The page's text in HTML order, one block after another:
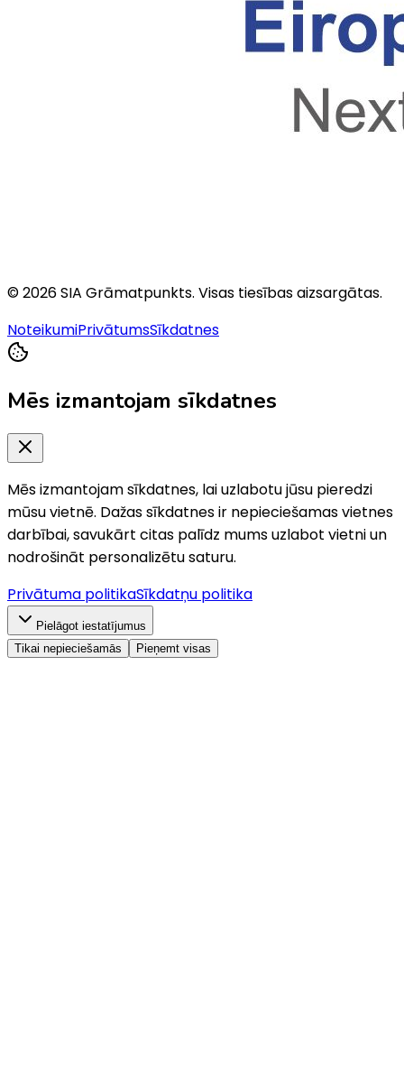
©2026SIA Grāmatpunkts. Visas tiesības aizsargātas.
NoteikumiPrivātumsSīkdatnes
Mēs izmantojam sīkdatnes
Mēs izmantojam sīkdatnes, lai uzlabotu jūsu pieredzi
mūsu vietnē. Dažas sīkdatnes ir nepieciešamas vietnes
darbībai, savukārt citas palīdz mums uzlabot vietni un
nodrošināt personalizētu saturu.
Privātuma politikaSīkdatņu politika
Pielāgot iestatījumus
Tikai nepieciešamās
Pieņemt visas